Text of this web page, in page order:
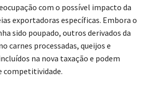
com o possível impacto da
exportadoras específicas. Embora o
sido poupado, outros derivados da
carnes processadas, queijos e
na nova taxação e podem
competitividade.